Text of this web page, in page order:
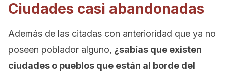
Ciudades casi abandonadas
Además de las citadas con anterioridad que ya no
poseen poblador alguno, ¿sabías que existen
ciudades o pueblos que están al borde del